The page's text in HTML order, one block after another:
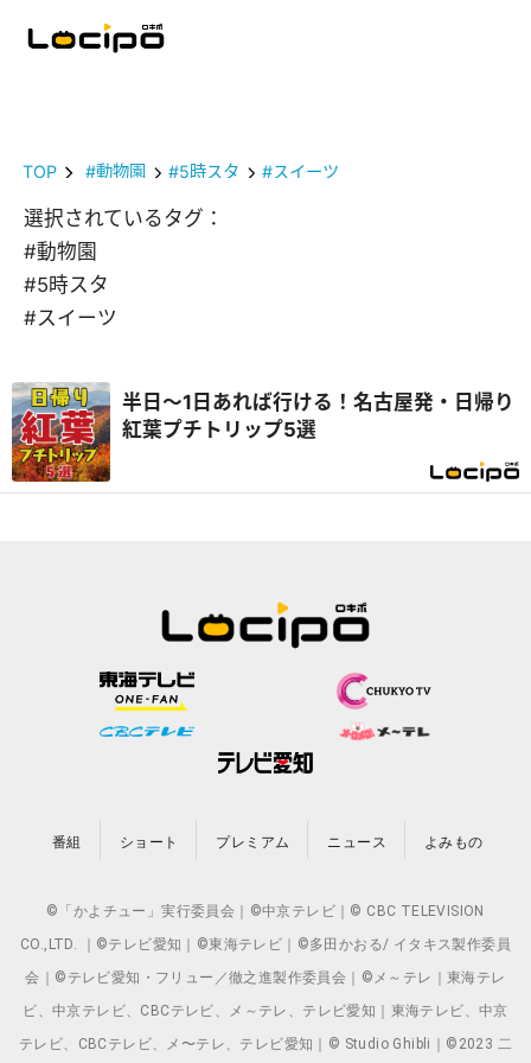
TOP #動物園 #5時スタ #スイーツ
選択されているタグ：
#動物園
#5時スタ
#スイーツ
半日～1日あれば行ける！名古屋発・日帰り
紅葉プチトリップ5選
番組 ショート プレミアム ニュース よみもの
©「かよチュー」実行委員会｜©中京テレビ｜© CBC TELEVISION
CO.,LTD. ｜©テレビ愛知｜©東海テレビ｜©多田かおる/ イタキス製作委員
会｜©テレビ愛知・フリュー／徹之進製作委員会｜©メ～テレ｜東海テレ
ビ、中京テレビ、CBCテレビ、メ～テレ、テレビ愛知｜東海テレビ、中京
テレビ、CBCテレビ、メ〜テレ、テレビ愛知｜© Studio Ghibli｜©2023 二